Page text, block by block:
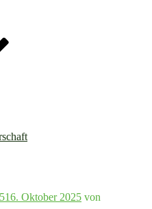
16. Oktober 2025 von